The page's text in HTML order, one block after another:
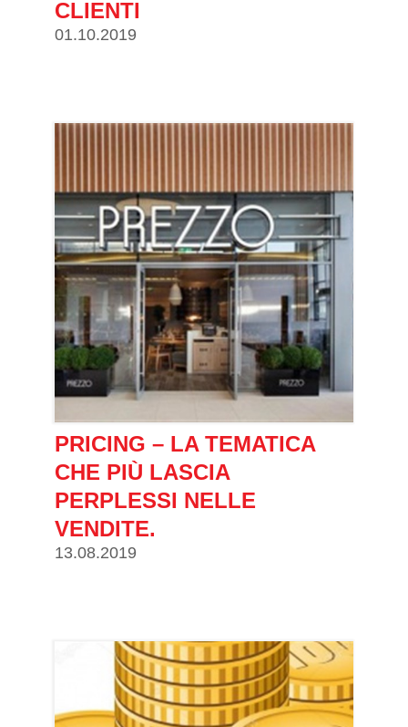
CLIENTI
01.10.2019
PRICING – LA TEMATICA
CHE PIÙ LASCIA
PERPLESSI NELLE
VENDITE.
13.08.2019